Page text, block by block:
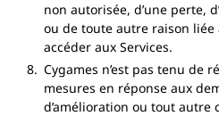
non autorisée, d’une perte,
ou de toute autre raison liée
accéder aux Services.
Cygames n’est pas tenu de
mesures en réponse aux
d’amélioration ou tout